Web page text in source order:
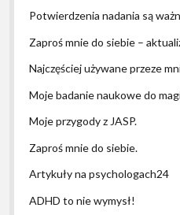
Potwierdzenia nadania są
Zaproś mnie do siebie –
Najczęściej używane przeze
Moje badanie naukowe do
Moje przygody z JASP.
Zaproś mnie do siebie.
Artykuły na psychologach24
ADHD to nie wymysł!